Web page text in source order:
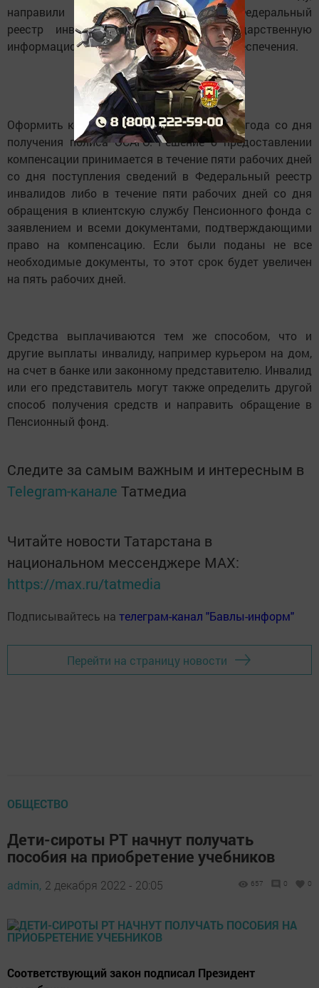
направили необходимые сведения в Федеральный
реестр инвалидов и в Единую государственную
информационную систему социального обеспечения.
Оформить компенсацию можно в течение года со дня
получения полиса ОСАГО. Решение о предоставлении
компенсации принимается в течение пяти рабочих дней
со дня поступления сведений в Федеральный реестр
инвалидов либо в течение пяти рабочих дней со дня
обращения в клиентскую службу Пенсионного фонда с
заявлением и всеми документами, подтверждающими
право на компенсацию. Если были поданы не все
необходимые документы, то этот срок будет увеличен
на пять рабочих дней.
Средства выплачиваются тем же способом, что и
другие выплаты инвалиду, например курьером на дом,
на счет в банке или законному представителю. Инвалид
или его представитель могут также определить другой
способ получения средств и направить обращение в
Пенсионный фонд.
Следите за самым важным и интересным в
Telegram-канале Татмедиа
Читайте новости Татарстана в
национальном мессенджере MАХ:
https://max.ru/tatmedia
Подписывайтесь на телеграм-канал "Бавлы-информ"
Перейти на страницу новости
ОБЩЕСТВО
Дети-сироты РТ начнут получать
пособия на приобретение учебников
admin, 2 декабря 2022 - 20:05 657 0 0
Соответствующий закон подписал Президент